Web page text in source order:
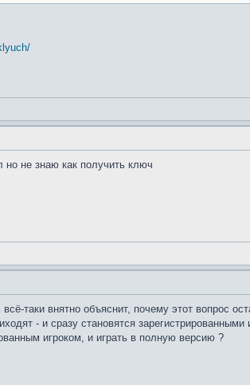
но не знаю как получить ключ
таки внятно объяснит, почему этот вопрос
- и сразу становятся зарегистрированными
игроком, и играть в полную версию ?